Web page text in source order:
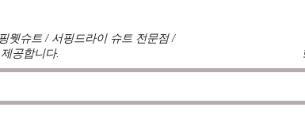
웻슈트 / 서핑드라이 슈트 전문점 /
공합니다.